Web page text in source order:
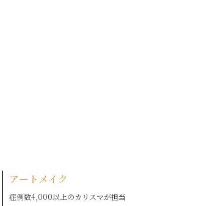
アートメイク
症例数4,000以上のカリスマが担当